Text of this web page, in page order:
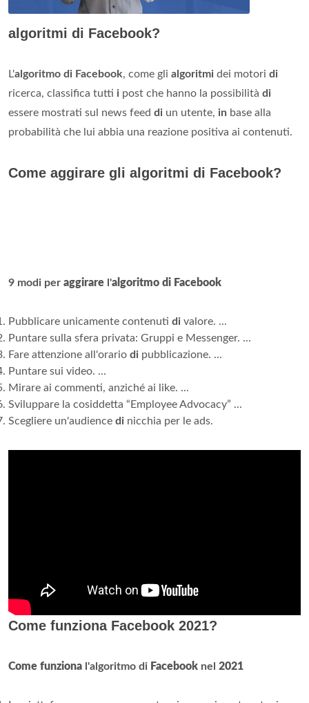
algoritmi di Facebook?
L'algoritmo di Facebook, come gli algoritmi dei motori di
ricerca, classifica tutti i post che hanno la possibilità di
essere mostrati sul news feed di un utente, in base alla
probabilità che lui abbia una reazione positiva ai contenuti.
Come aggirare gli algoritmi di Facebook?
9 modi per aggirare l'algoritmo di Facebook
Pubblicare unicamente contenuti di valore. ...
Puntare sulla sfera privata: Gruppi e Messenger. ...
Fare attenzione all'orario di pubblicazione. ...
Puntare sui video. ...
Mirare ai commenti, anziché ai like. ...
Sviluppare la cosiddetta “Employee Advocacy” ...
Scegliere un'audience di nicchia per le ads.
Come funziona Facebook 2021?
Come funziona l'algoritmo di Facebook nel 2021